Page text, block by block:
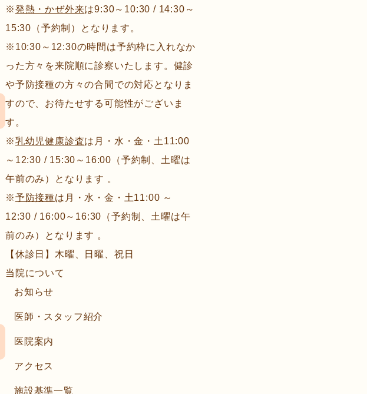
※発熱・かぜ外来は9:30～10:30 / 14:30～
15:30（予約制）となります。
※10:30～12:30の時間は予約枠に入れなか
った方々を来院順に診察いたします。健診
や予防接種の方々の合間での対応となりま
すので、お待たせする可能性がございま
す。
※乳幼児健康診査は月・水・金・土11:00
～12:30 / 15:30～16:00（予約制、土曜は
午前のみ）となります 。
※予防接種は月・水・金・土11:00 ～
12:30 / 16:00～16:30（予約制、土曜は午
前のみ）となります 。
【休診日】木曜、日曜、祝日
当院について
お知らせ
医師・スタッフ紹介
医院案内
アクセス
施設基準一覧